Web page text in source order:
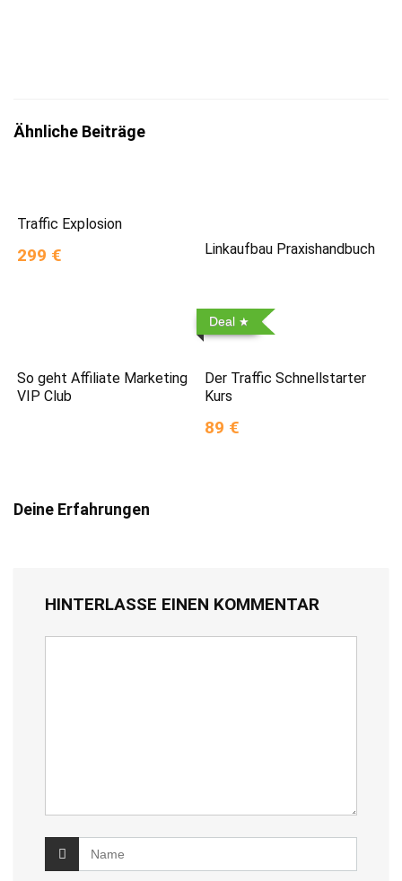
Ähnliche Beiträge
Traffic Explosion
299 € Linkaufbau Praxishandbuch
So geht Affiliate Marketing
VIP Club
Deal
Der Traffic Schnellstarter
Kurs
89 €
Deine Erfahrungen
HINTERLASSE EINEN KOMMENTAR